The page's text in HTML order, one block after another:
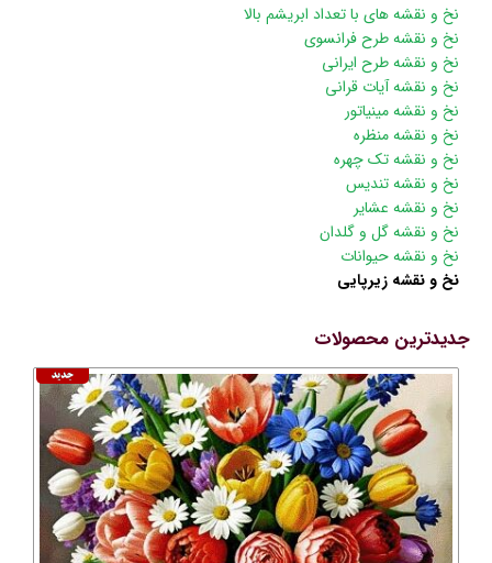
پریدن
ناوبری
نخ و نقشه های با تعداد ابریشم بالا
نخ و نقشه طرح فرانسوی
نخ و نقشه طرح ایرانی
نخ و نقشه آیات قرانی
نخ و نقشه مینیاتور
نخ و نقشه منظره
نخ و نقشه تک چهره
نخ و نقشه تندیس
نخ و نقشه عشایر
نخ و نقشه گل و گلدان
نخ و نقشه حیوانات
نخ و نقشه زیرپایی
جدیدترین محصولات